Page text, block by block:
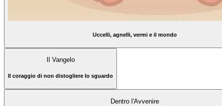
Uccelli, agnelli, vermi e il mondo
Il Vangelo
Il coraggio di non distogliere lo sguardo
Dentro l'Avvenire